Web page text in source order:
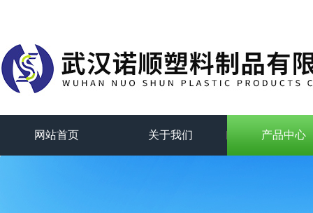
网站首页 关于我们 产品中心